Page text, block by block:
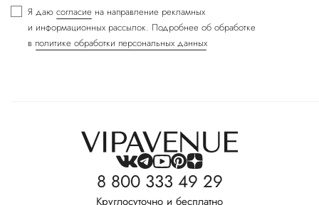
Я даю согласие на направление рекламных
и информационных рассылок. Подробнее об обработке
в политике обработки персональных данных
8 800 333 49 29
Круглосуточно и бесплатно